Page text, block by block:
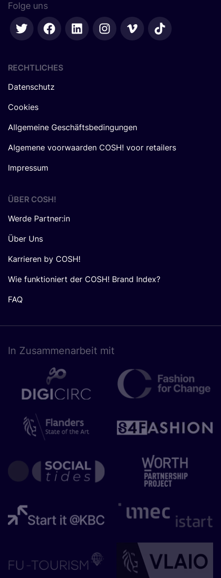
Folge uns
RECHTLICHES
Datenschutz
Cookies
Allgemeine Geschäftsbedingungen
Algemene voorwaarden COSH! voor retailers
Impressum
ÜBER COSH!
Werde Partner:in
Über Uns
Karrieren by COSH!
Wie funktioniert der COSH! Brand Index?
FAQ
In Zusam­men­ar­beit mit